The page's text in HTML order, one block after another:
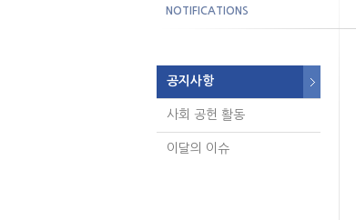
NOTIFICATIONS
공지사항
사회 공헌 활동
이달의 이슈